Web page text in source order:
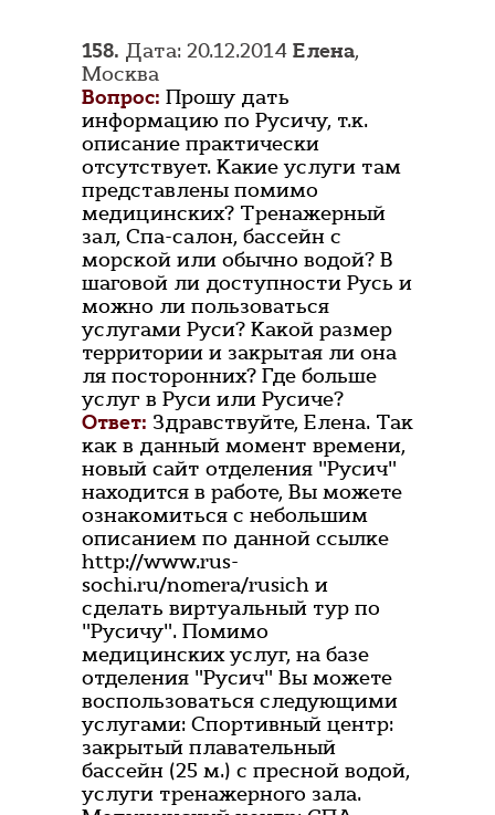
158. Дата: 20.12.2014 Елена,
Москва
Вопрос: Прошу дать
информацию по Русичу, т.к.
описание практически
отсутствует. Какие услуги там
представлены помимо
медицинских? Тренажерный
зал, Спа-салон, бассейн с
морской или обычно водой? В
шаговой ли доступности Русь и
можно ли пользоваться
услугами Руси? Какой размер
территории и закрытая ли она
ля посторонних? Где больше
услуг в Руси или Русиче?
Ответ: Здравствуйте, Елена. Так
как в данный момент времени,
новый сайт отделения "Русич"
находится в работе, Вы можете
ознакомиться с небольшим
описанием по данной ссылке
http://www.rus-
sochi.ru/nomera/rusich и
сделать виртуальный тур по
"Русичу". Помимо
медицинских услуг, на базе
отделения "Русич" Вы можете
воспользоваться следующими
услугами: Спортивный центр:
закрытый плавательный
бассейн (25 м.) с пресной водой,
услуги тренажерного зала.